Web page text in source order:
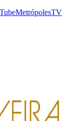
MetrópolesTV